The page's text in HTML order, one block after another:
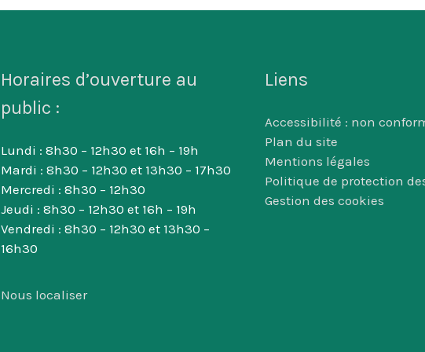
Horaires d’ouverture au
public :
Lundi : 8h30 – 12h30 et 16h – 19h
Mardi : 8h30 – 12h30 et 13h30 – 17h30
Mercredi : 8h30 – 12h30
Jeudi : 8h30 – 12h30 et 16h – 19h
Vendredi : 8h30 – 12h30 et 13h30 –
16h30
Nous localiser
Liens
Accessibilité : non
Plan du site
Mentions légales
Politique de protection
Gestion des cookies